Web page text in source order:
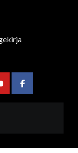
Facebook